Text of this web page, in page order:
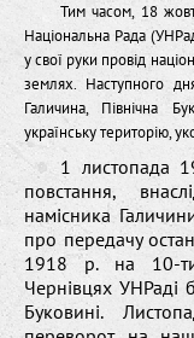
Тим часом, 18
Національна Рада
у свої руки провід
землях. Наступного
Галичина, Північна
українську територію,
1 листопада
повстання,
намісника
про передачу
1918 р. на 10-
Чернівцях УНРаді
Буковині.